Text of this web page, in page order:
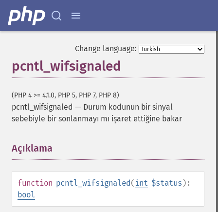
Change language:
pcntl_wifsignaled
(PHP 4 >= 4.1.0, PHP 5, PHP 7, PHP 8)
pcntl_wifsignaled — Durum kodunun bir sinyal
sebebiyle bir sonlanmayı mı işaret ettiğine bakar
Açıklama
function pcntl_wifsignaled( int $status ):
bool